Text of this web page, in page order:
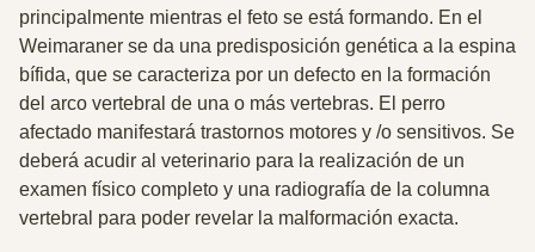
principalmente mientras el feto se está formando. En el
Weimaraner se da una predisposición genética a la espina
bífida, que se caracteriza por un defecto en la formación
del arco vertebral de una o más vertebras. El perro
afectado manifestará trastornos motores y /o sensitivos. Se
deberá acudir al veterinario para la realización de un
examen físico completo y una radiografía de la columna
vertebral para poder revelar la malformación exacta.